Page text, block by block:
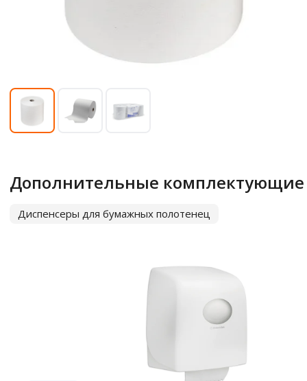
Дополнительные комплектующие
Диспенсеры для бумажных полотенец